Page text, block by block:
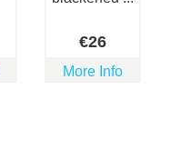
€26
More Info